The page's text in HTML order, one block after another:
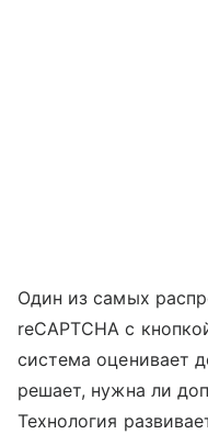
Один из самых
reCAPTCHA с
система оценивает
решает, нужна ли
Технология